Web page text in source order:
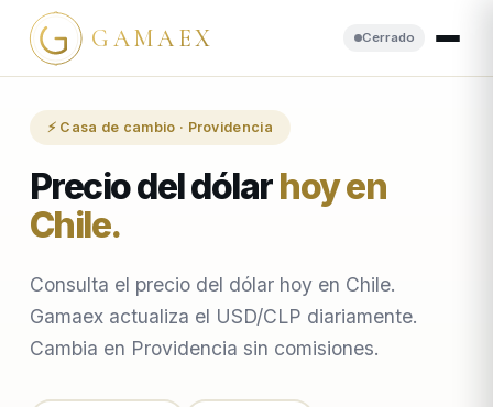
GAMAEX Cerrado
⚡ Casa de cambio · Providencia
Precio del dólarhoy en
Chile.
Consulta el precio del dólar hoy en Chile.
Gamaex actualiza el USD/CLP diariamente.
Cambia en Providencia sin comisiones.